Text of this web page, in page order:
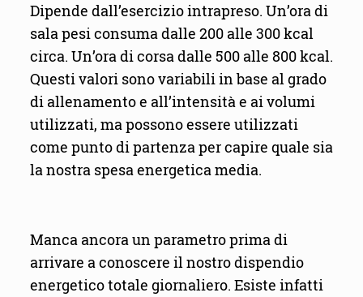
Dipende dall’esercizio intrapreso. Un’ora di
sala pesi consuma dalle 200 alle 300 kcal
circa. Un’ora di corsa dalle 500 alle 800 kcal.
Questi valori sono variabili in base al grado
di allenamento e all’intensità e ai volumi
utilizzati, ma possono essere utilizzati
come punto di partenza per capire quale sia
la nostra spesa energetica media.
Manca ancora un parametro prima di
arrivare a conoscere il nostro dispendio
energetico totale giornaliero. Esiste infatti